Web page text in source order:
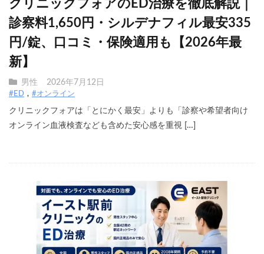
クリニックフォアのED治療を徹底解説｜
診察料1,650円・シルデナフィル最安335
円/錠、口コミ・保険適用も【2026年最
新】
男性 2026年7月12日
#ED #オンライン
クリニックフォアは「とにかく最安」よりも「診察や希望者向け
オンライン血液検査なども含めた安心感を重視 […]